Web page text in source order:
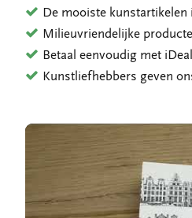
De mooiste
Milieuvriendelijke
Betaal eenvoudig met
Kunstliefhebbers geven